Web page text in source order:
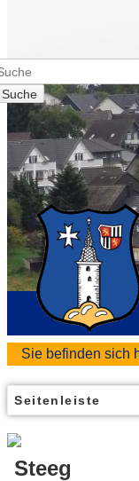
Suche
Sie befinden sich
Seitenleiste
Steeg